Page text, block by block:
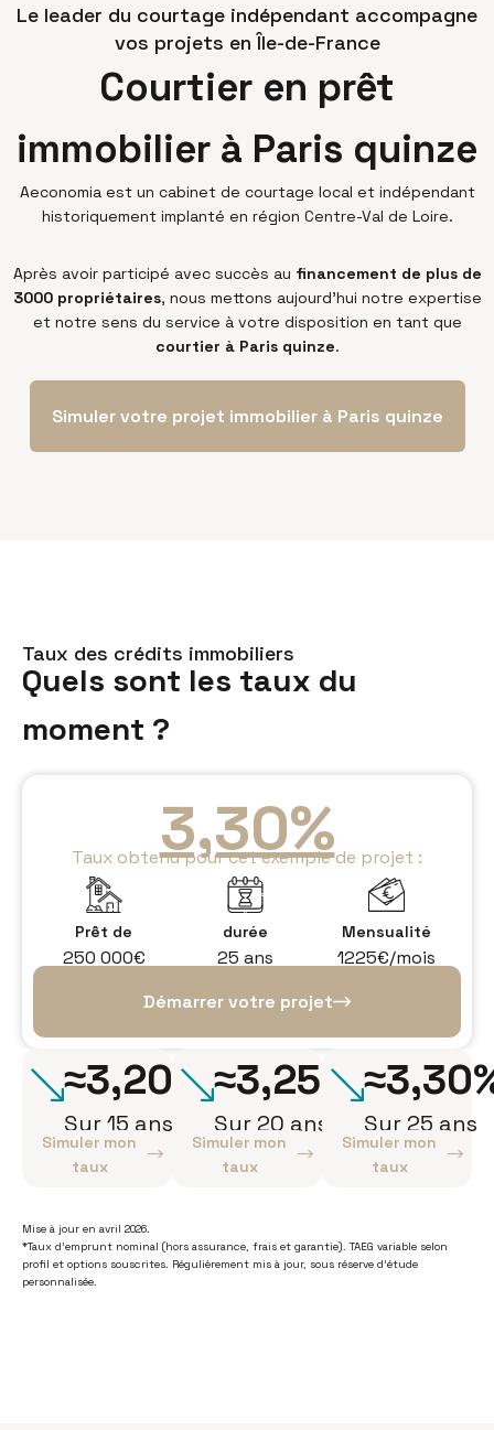
Le leader du courtage indépendant accompagne
vos projets en Île-de-France
Courtier en prêt
immobilier à Paris quinze
Aeconomia est un cabinet de courtage local et indépendant
historiquement implanté en région Centre-Val de Loire.
Après avoir participé avec succès au financement de plus de
3000 propriétaires, nous mettons aujourd’hui notre expertise
et notre sens du service à votre disposition en tant que
courtier à Paris quinze.
Simuler votre projet immobilier à Paris quinze
Taux des crédits immobiliers
Quels sont les taux du
moment ?
3,30%
Taux obtenu pour cet exemple de projet :
Prêt de
250 000€
durée
25 ans
Mensualité
1225€/mois
Démarrer votre projet
≈3,20%
Sur 15 ans
Simuler mon
taux
≈3,25%
Sur 20 ans
Simuler mon
taux
Sur 25 ans
Simuler mon
taux
Mise à jour en avril 2026.
*Taux d’emprunt nominal (hors assurance, frais et garantie). TAEG variable selon
profil et options souscrites. Régulièrement mis à jour, sous réserve d’étude
personnalisée.